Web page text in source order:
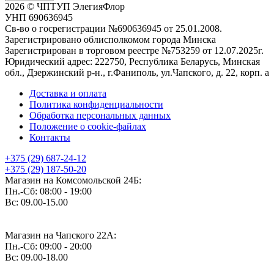
2026 © ЧПТУП ЭлегияФлор
УНП 690636945
Св-во о госрегистрации №690636945 от 25.01.2008.
Зарегистрировано облисполкомом города Минска
Зарегистрирован в торговом реестре №753259 от 12.07.2025г.
Юридический адрес: 222750, Республика Беларусь, Минская
обл., Дзержинский р-н., г.Фаниполь, ул.Чапского, д. 22, корп. а
Доставка и оплата
Политика конфиденциальности
Обработка персональных данных
Положение о cookie-файлах
Контакты
+375 (29) 687-24-12
+375 (29) 187-50-20
Магазин на Комсомольской 24Б:
Пн.-Cб: 08:00 - 19:00
Вс: 09.00-15.00
Магазин на Чапского 22А:
Пн.-Cб: 09:00 - 20:00
Вс: 09.00-18.00